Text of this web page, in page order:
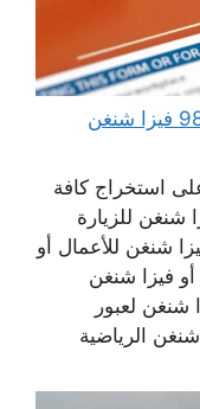
مكتب استخراج فيزا شنغن 98951133 فيزا شنغن
استخراج كافة
شنغن للزيارة
شنغن للأعمال أو
أو فيزا شنغن
شنغن لعبور
شنغن الرياضية